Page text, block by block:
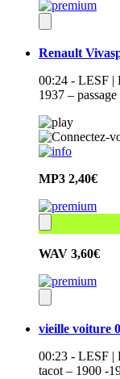
Renault
00:24 - LESF |
1937 –
MP3 2,40€
WAV 3,60€
vieille voiture
00:23 - LESF |
tacot – 1900 -